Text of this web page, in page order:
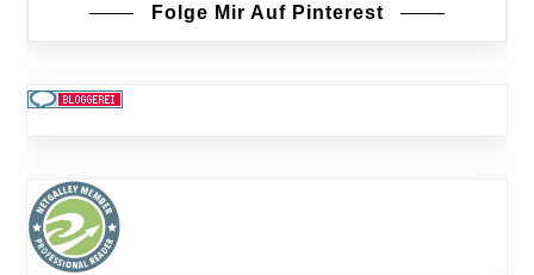
Folge Mir Auf Pinterest